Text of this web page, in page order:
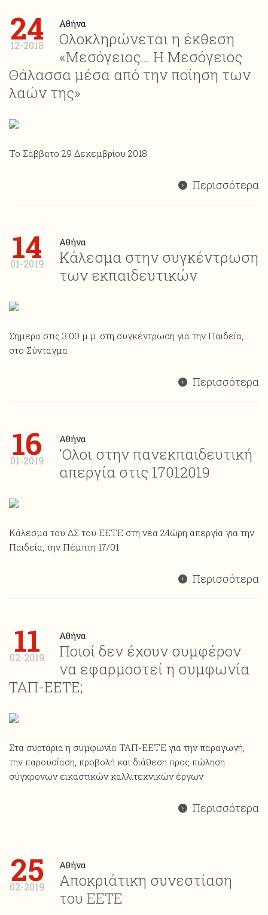
24
12-2018
Αθήνα
Ολοκληρώνεται η έκθεση
«Μεσόγειος… Η Μεσόγειος
Θάλασσα μέσα από την ποίηση των
λαών της»
Το Σάββατο 29 Δεκεμβρίου 2018
Περισσότερα
14
01-2019
Αθήνα
Κάλεσμα στην συγκέντρωση
των εκπαιδευτικών
Σήμερα στις 3.00 μ.μ. στη συγκέντρωση για την Παιδεία,
στο Σύνταγμα
Περισσότερα
16
01-2019
Αθήνα
'Ολοι στην πανεκπαιδευτική
απεργία στις 17012019
Κάλεσμα του ΔΣ του ΕΕΤΕ στη νέα 24ώρη απεργία για την
Παιδεία, την Πέμπτη 17/01
Περισσότερα
11
02-2019
Αθήνα
Ποιοί δεν έχουν συμφέρον
να εφαρμοστεί η συμφωνία
ΤΑΠ-ΕΕΤΕ;
Στα συρτάρια η συμφωνία ΤΑΠ-ΕΕΤΕ για την παραγωγή,
την παρουσίαση, προβολή και διάθεση προς πώληση
σύγχρονων εικαστικών καλλιτεχνικών έργων
Περισσότερα
25
02-2019
Αθήνα
Αποκριάτικη συνεστίαση
του ΕΕΤΕ